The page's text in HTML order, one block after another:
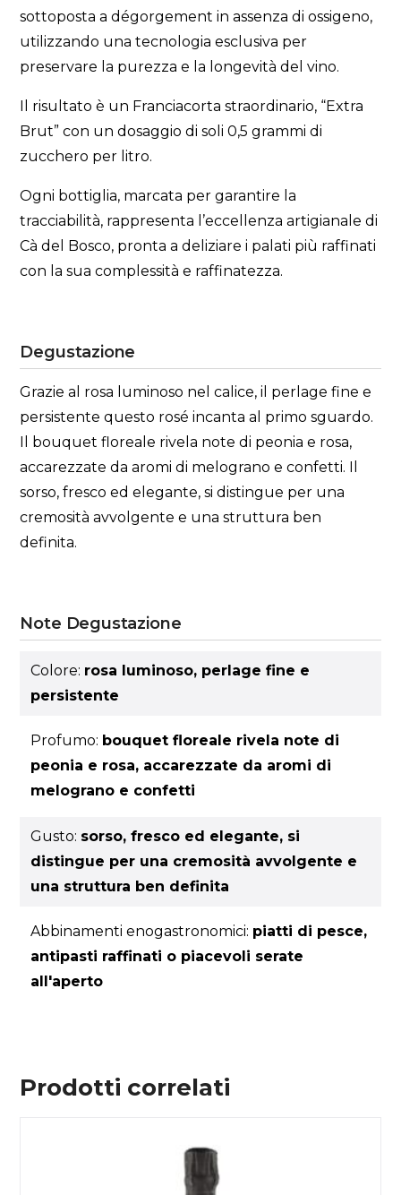
sottoposta a dégorgement in assenza di ossigeno,
utilizzando una tecnologia esclusiva per
preservare la purezza e la longevità del vino.
Il risultato è un Franciacorta straordinario, “Extra
Brut” con un dosaggio di soli 0,5 grammi di
zucchero per litro.
Ogni bottiglia, marcata per garantire la
tracciabilità, rappresenta l’eccellenza artigianale di
Cà del Bosco, pronta a deliziare i palati più raffinati
con la sua complessità e raffinatezza.
Degustazione
Grazie al rosa luminoso nel calice, il perlage fine e
persistente questo rosé incanta al primo sguardo.
Il bouquet floreale rivela note di peonia e rosa,
accarezzate da aromi di melograno e confetti. Il
sorso, fresco ed elegante, si distingue per una
cremosità avvolgente e una struttura ben
definita.
Note Degustazione
Colore: rosa luminoso, perlage fine e
persistente
Profumo: bouquet floreale rivela note di
peonia e rosa, accarezzate da aromi di
melograno e confetti
Gusto: sorso, fresco ed elegante, si
distingue per una cremosità avvolgente e
una struttura ben definita
Abbinamenti enogastronomici: piatti di pesce,
antipasti raffinati o piacevoli serate
all'aperto
Prodotti correlati